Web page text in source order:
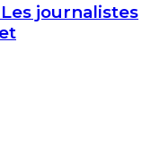
journalistes